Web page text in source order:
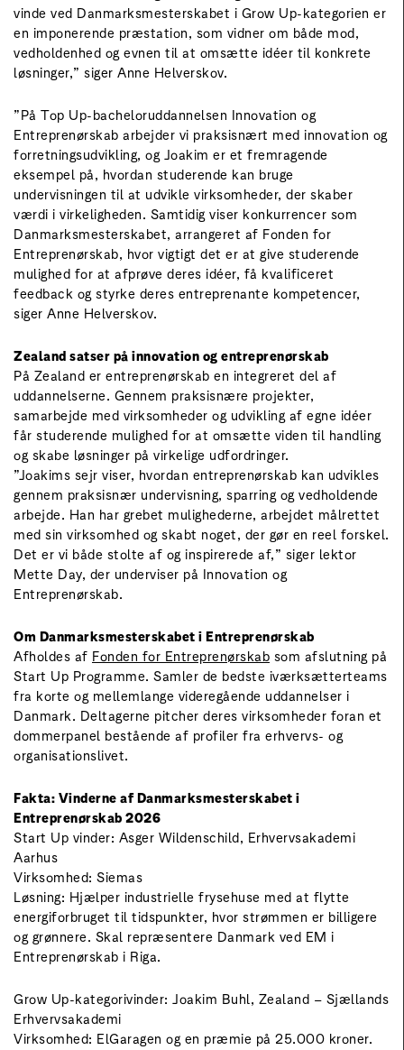
vinde ved Danmarksmesterskabet i Grow Up-kategorien er
en imponerende præstation, som vidner om både mod,
vedholdenhed og evnen til at omsætte idéer til konkrete
løsninger,” siger Anne Helverskov.
”På Top Up-bacheloruddannelsen Innovation og
Entreprenørskab arbejder vi praksisnært med innovation og
forretningsudvikling, og Joakim er et fremragende
eksempel på, hvordan studerende kan bruge
undervisningen til at udvikle virksomheder, der skaber
værdi i virkeligheden. Samtidig viser konkurrencer som
Danmarksmesterskabet, arrangeret af Fonden for
Entreprenørskab, hvor vigtigt det er at give studerende
mulighed for at afprøve deres idéer, få kvalificeret
feedback og styrke deres entreprenante kompetencer,
siger Anne Helverskov.
Zealand satser på innovation og entreprenørskab
På Zealand er entreprenørskab en integreret del af
uddannelserne. Gennem praksisnære projekter,
samarbejde med virksomheder og udvikling af egne idéer
får studerende mulighed for at omsætte viden til handling
og skabe løsninger på virkelige udfordringer.
”Joakims sejr viser, hvordan entreprenørskab kan udvikles
gennem praksisnær undervisning, sparring og vedholdende
arbejde. Han har grebet mulighederne, arbejdet målrettet
med sin virksomhed og skabt noget, der gør en reel forskel.
Det er vi både stolte af og inspirerede af,” siger lektor
Mette Day, der underviser på Innovation og
Entreprenørskab.
Om Danmarksmesterskabet i Entreprenørskab
Afholdes af Fonden for Entreprenørskab som afslutning på
Start Up Programme. Samler de bedste iværksætterteams
fra korte og mellemlange videregående uddannelser i
Danmark. Deltagerne pitcher deres virksomheder foran et
dommerpanel bestående af profiler fra erhvervs- og
organisationslivet.
Fakta: Vinderne af Danmarksmesterskabet i
Entreprenørskab 2026
Start Up vinder: Asger Wildenschild, Erhvervsakademi
Aarhus
Virksomhed: Siemas
Løsning: Hjælper industrielle frysehuse med at flytte
energiforbruget til tidspunkter, hvor strømmen er billigere
og grønnere. Skal repræsentere Danmark ved EM i
Entreprenørskab i Riga.
Grow Up-kategorivinder: Joakim Buhl, Zealand – Sjællands
Erhvervsakademi
Virksomhed: ElGaragen og en præmie på 25.000 kroner.